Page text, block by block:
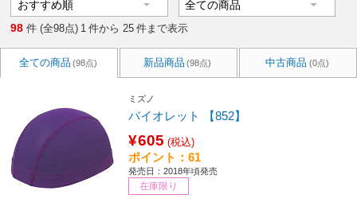
98 件 (全98点) 1 件から 25 件まで表示
全ての商品 (98点) 新品商品 (98点) 中古商品 (0点)
ミズノ
バイオレット 【852】
¥605 (税込)
ポイント：61
発売日：2018年頃発売
在庫限り